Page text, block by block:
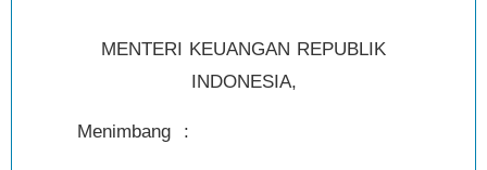
MENTERI KEUANGAN REPUBLIK
INDONESIA,
Menimbang :